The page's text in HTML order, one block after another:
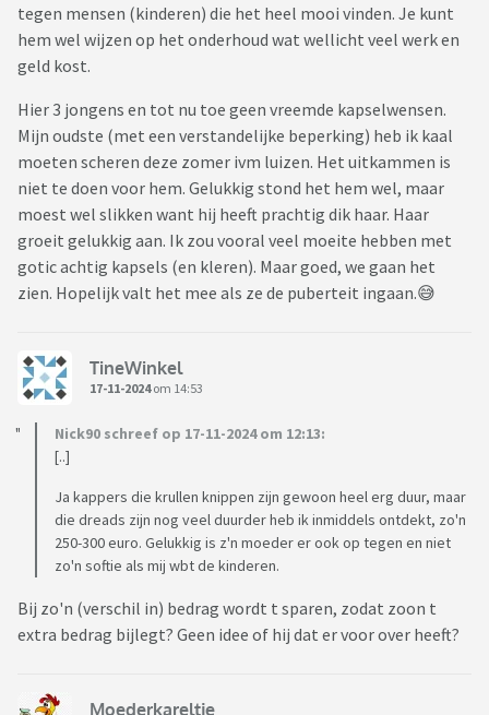
tegen mensen (kinderen) die het heel mooi vinden. Je kunt
hem wel wijzen op het onderhoud wat wellicht veel werk en
geld kost.
Hier 3 jongens en tot nu toe geen vreemde kapselwensen.
Mijn oudste (met een verstandelijke beperking) heb ik kaal
moeten scheren deze zomer ivm luizen. Het uitkammen is
niet te doen voor hem. Gelukkig stond het hem wel, maar
moest wel slikken want hij heeft prachtig dik haar. Haar
groeit gelukkig aan. Ik zou vooral veel moeite hebben met
gotic achtig kapsels (en kleren). Maar goed, we gaan het
zien. Hopelijk valt het mee als ze de puberteit ingaan.😅
TineWinkel
17-11-2024om 14:53
Nick90 schreef op 17-11-2024 om 12:13:
[..]
Ja kappers die krullen knippen zijn gewoon heel erg duur, maar
die dreads zijn nog veel duurder heb ik inmiddels ontdekt, zo'n
250-300 euro. Gelukkig is z'n moeder er ook op tegen en niet
zo'n softie als mij wbt de kinderen.
Bij zo'n (verschil in) bedrag wordt t sparen, zodat zoon t
extra bedrag bijlegt? Geen idee of hij dat er voor over heeft?
Moederkareltje